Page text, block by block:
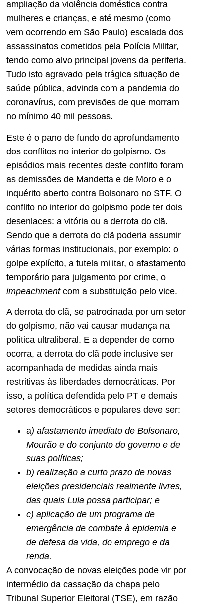
ampliação da violência doméstica contra
mulheres e crianças, e até mesmo (como
vem ocorrendo em São Paulo) escalada dos
assassinatos cometidos pela Polícia Militar,
tendo como alvo principal jovens da periferia.
Tudo isto agravado pela trágica situação de
saúde pública, advinda com a pandemia do
coronavírus, com previsões de que morram
no mínimo 40 mil pessoas.
Este é o pano de fundo do aprofundamento
dos conflitos no interior do golpismo. Os
episódios mais recentes deste conflito foram
as demissões de Mandetta e de Moro e o
inquérito aberto contra Bolsonaro no STF. O
conflito no interior do golpismo pode ter dois
desenlaces: a vitória ou a derrota do clã.
Sendo que a derrota do clã poderia assumir
várias formas institucionais, por exemplo: o
golpe explícito, a tutela militar, o afastamento
temporário para julgamento por crime, o
impeachment com a substituição pelo vice.
A derrota do clã, se patrocinada por um setor
do golpismo, não vai causar mudança na
política ultraliberal. E a depender de como
ocorra, a derrota do clã pode inclusive ser
acompanhada de medidas ainda mais
restritivas às liberdades democráticas. Por
isso, a política defendida pelo PT e demais
setores democráticos e populares deve ser:
a) afastamento imediato de Bolsonaro,
Mourão e do conjunto do governo e de
suas políticas;
b) realização a curto prazo de novas
eleições presidenciais realmente livres,
das quais Lula possa participar; e
c) aplicação de um programa de
emergência de combate à epidemia e
de defesa da vida, do emprego e da
renda.
A convocação de novas eleições pode vir por
intermédio da cassação da chapa pelo
Tribunal Superior Eleitoral (TSE), em razão